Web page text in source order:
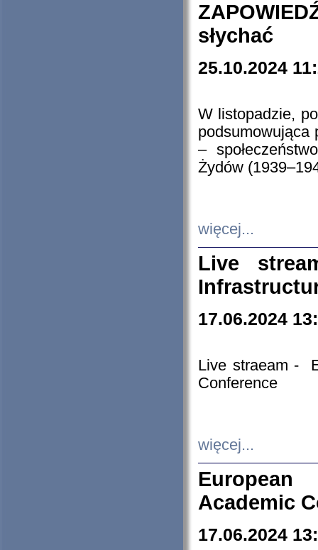
słychać
25.10.2024
W listopadzie,
podsumowująca
–
Żydów
więcej...
Live
17.06.2024
Live straeam -
Conference
więcej...
European
Academic
17.06.2024